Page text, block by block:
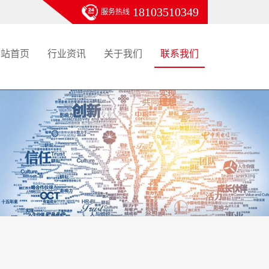
服务热线 18103510349
首页 行业资讯 关于我们 联系我们